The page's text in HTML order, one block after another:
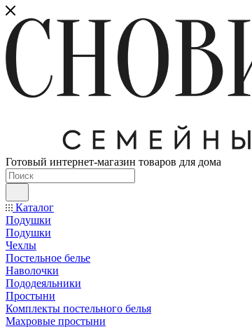
Готовый интернет-магазин товаров для дома
Каталог
Подушки
Подушки
Чехлы
Постельное белье
Наволочки
Пододеяльники
Простыни
Комплекты постельного белья
Махровые простыни